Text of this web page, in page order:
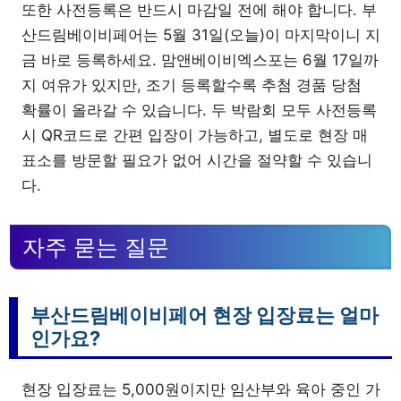
또한 사전등록은 반드시 마감일 전에 해야 합니다. 부
산드림베이비페어는 5월 31일(오늘)이 마지막이니 지
금 바로 등록하세요. 맘앤베이비엑스포는 6월 17일까
지 여유가 있지만, 조기 등록할수록 추첨 경품 당첨
확률이 올라갈 수 있습니다. 두 박람회 모두 사전등록
시 QR코드로 간편 입장이 가능하고, 별도로 현장 매
표소를 방문할 필요가 없어 시간을 절약할 수 있습니
다.
자주 묻는 질문
부산드림베이비페어 현장 입장료는 얼마
인가요?
현장 입장료는 5,000원이지만 임산부와 육아 중인 가